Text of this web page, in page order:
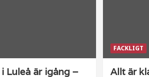
Luleå är igång –
FACKLIGT
Allt är